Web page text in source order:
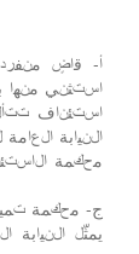
أ- قاضٍ
استثني منها
استئناف
النيابة
محكمة
ج- محكمة
يمثّل النيابة